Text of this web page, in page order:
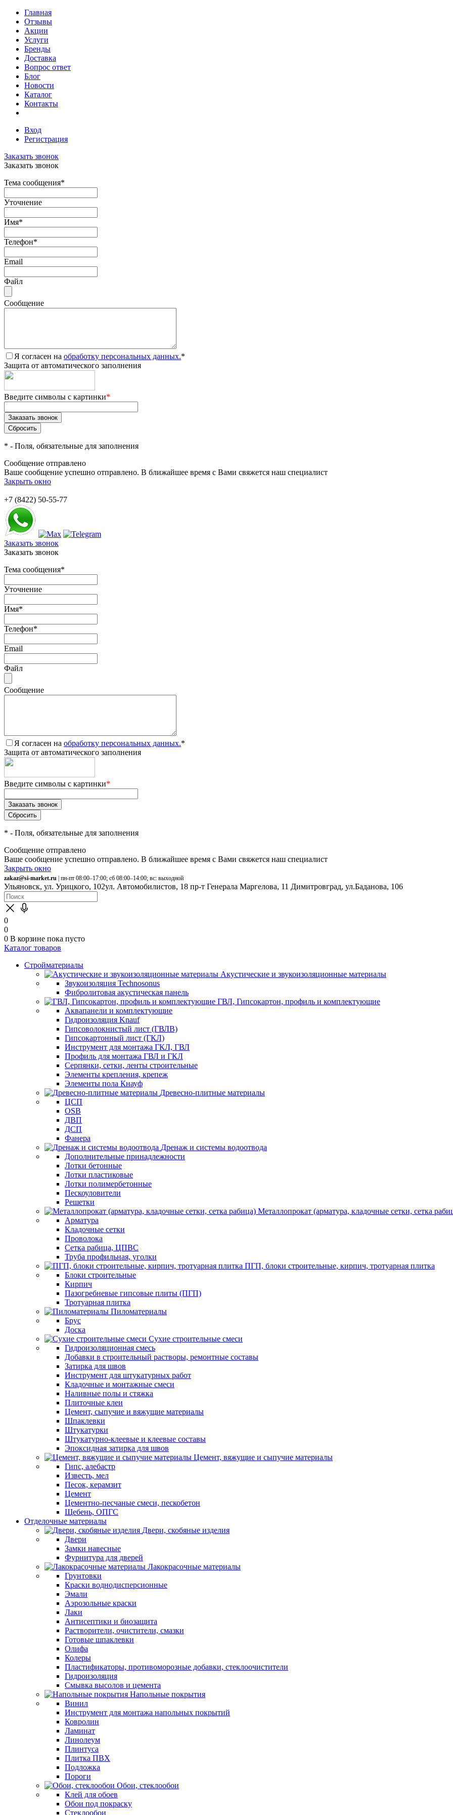
Главная
Отзывы
Акции
Услуги
Бренды
Доставка
Вопрос ответ
Блог
Новости
Каталог
Контакты
Вход
Регистрация
Заказать звонок
Заказать звонок
Тема сообщения*
Уточнение
Имя*
Телефон*
Email
Файл
Сообщение
Я согласен на обработку персональных данных.*
Защита от автоматического заполнения
Введите символы с картинки*
* - Поля, обязательные для заполнения
Сообщение отправлено
Ваше сообщение успешно отправлено. В ближайшее время с Вами свяжется наш специалист
Закрыть окно
+7 (8422) 50-55-77
Заказать звонок
Заказать звонок
Тема сообщения*
Уточнение
Имя*
Телефон*
Email
Файл
Сообщение
Я согласен на обработку персональных данных.*
Защита от автоматического заполнения
Введите символы с картинки*
* - Поля, обязательные для заполнения
Сообщение отправлено
Ваше сообщение успешно отправлено. В ближайшее время с Вами свяжется наш специалист
Закрыть окно
zakaz@si-market.ru | пн-пт 08:00–17:00; сб 08:00–14:00; вс: выходной
Ульяновск, ул. Урицкого, 102ул. Автомобилистов, 18 пр-т Генерала Маргелова, 11 Димитровград, ул.Баданова, 106
0
0
0 В корзине пока пусто
Каталог товаров
Стройматериалы
Акустические и звукоизоляционные материалы
Звукоизоляция Technosonus
Фибролитовая акустическая панель
ГВЛ, Гипсокартон, профиль и комплектующие
Аквапанели и комплектующие
Гидроизоляция Knauf
Гипсоволокнистый лист (ГВЛВ)
Гипсокартонный лист (ГКЛ)
Инструмент для монтажа ГКЛ, ГВЛ
Профиль для монтажа ГВЛ и ГКЛ
Серпянки, сетки, ленты строительные
Элементы крепления, крепеж
Элементы пола Кнауф
Древесно-плитные материалы
ЦСП
OSB
ДВП
ДСП
Фанера
Дренаж и системы водоотвода
Дополнительные принадлежности
Лотки бетонные
Лотки пластиковые
Лотки полимербетонные
Пескоуловители
Решетки
Металлопрокат (арматура, кладочные сетки, сетка
Арматура
Кладочные сетки
Проволока
Сетка рабица, ЦПВС
Труба профильная, уголки
ПГП, блоки строительные, кирпич, тротуарная плитка
Блоки строительные
Кирпич
Пазогребневые гипсовые плиты (ПГП)
Тротуарная плитка
Пиломатериалы
Брус
Доска
Сухие строительные смеси
Гидроизоляционная смесь
Добавки в строительный растворы, ремонтные составы
Затирка для швов
Инструмент для штукатурных работ
Кладочные и монтажные смеси
Наливные полы и стяжка
Плиточные клеи
Цемент, сыпучие и вяжущие материалы
Шпаклевки
Штукатурки
Штукатурно-клеевые и клеевые составы
Эпоксидная затирка для швов
Цемент, вяжущие и сыпучие материалы
Гипс, алебастр
Известь, мел
Песок, керамзит
Цемент
Цементно-песчаные смеси, пескобетон
Щебень, ОПГС
Отделочные материалы
Двери, скобяные изделия
Двери
Замки навесные
Фурнитура для дверей
Лакокрасочные материалы
Грунтовки
Краски воднодисперсионные
Эмали
Аэрозольные краски
Лаки
Антисептики и биозащита
Растворители, очистители, смазки
Готовые шпаклевки
Олифа
Колеры
Пластификаторы, противоморозные добавки, стеклоочистители
Гидроизоляция
Смывка высолов и цемента
Напольные покрытия
Винил
Инструмент для монтажа напольных покрытий
Ковролин
Ламинат
Линолеум
Плинтуса
Плитка ПВХ
Подложка
Пороги
Обои, стеклообои
Клей для обоев
Обои под покраску
Стеклообои